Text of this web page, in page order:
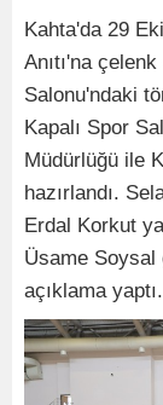
Kahta'da 29
Anıtı'na
Salonu'ndaki
Kapalı Spor
Müdürlüğü ile
hazırlandı.
Erdal Korkut
Üsame Soysal
açıklama yaptı.